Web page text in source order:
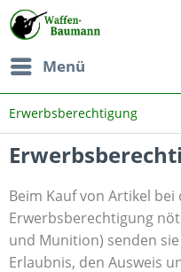
Menü
Erwerbsberechtigung
Beim Kauf von Artikel bei
Erwerbsberechtigung
und Munition) senden
Erlaubnis, den Ausweis